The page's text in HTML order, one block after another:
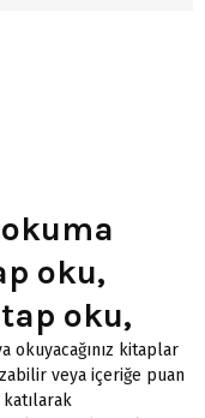
oku,
oku,
okuyacağınız kitaplar
veya içeriğe puan